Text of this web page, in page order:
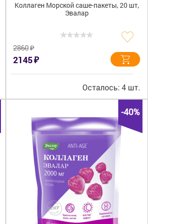
Коллаген Морской саше-пакеты, 20 шт,
Эвалар
2860₽
2145₽
Осталось: 4 шт.
-40%